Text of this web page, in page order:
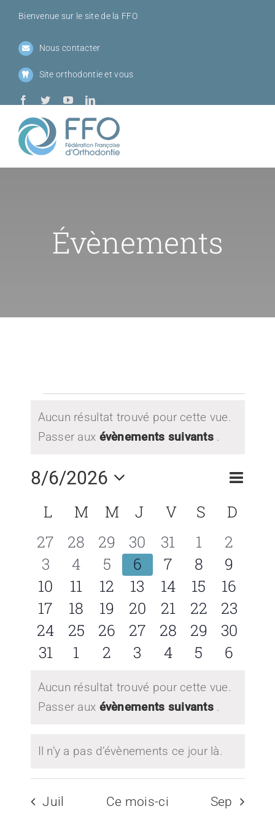
Passer
contenu
Bienvenue sur le site de la FFO
Nous contacter
Site orthodontie et vous
Évènements
Évènements
Notice
Aucun résultat trouvé pour cette vue.
Passer aux évènements suivants .
et
de
vues
Recherche
Mois
8/6/2026
Sélectionnez
une
date.
Calendrier
de
Évènements
LLUNDI
MMARDI
MMERCREDI
J JEUDI
V VENDREDI
S SAMEDI
D
0
évènements
27
0
évènements
28
0
évènements
29
0
évènements
30
0
évènements
31
0
1
0
2
0
évènements
3
0
évènements
4
0
évènements
5
0
évènements
6
0
évènements
7
0
8
0
9
0
évènements
10
0
évènements
11
0
évènements
12
0
évènements
13
0
évènements
14
0
15
0
16
0
évènements
17
0
évènements
18
0
évènements
19
0
évènements
20
0
évènements
21
0
22
0
23
0
évènements
24
0
évènements
25
0
évènements
26
0
évènements
27
0
évènements
28
0
29
0
30
0
31
0
1
0
2
0
3
0
4
0
5
0
6
Notice
Aucun résultat trouvé pour cette vue.
Passer aux évènements suivants .
Notice
Il n’y a pas d’évènements ce jour là.
Juil Ce mois-ci Sep